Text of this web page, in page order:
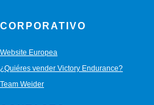
CORPORATIVO
Website Europea
¿Quiéres vender Victory Endurance?
Team Weider